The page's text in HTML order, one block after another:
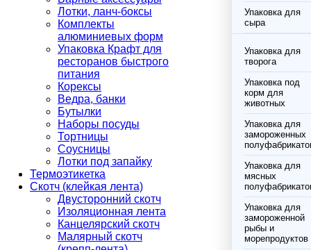
Лотки, ланч-боксы
Комплекты
алюминиевых форм
Упаковка Крафт для
ресторанов быстрого
питания
Корексы
Ведра, банки
Бутылки
Наборы посуды
Тортницы
Соусницы
Лотки под запайку
Термоэтикетка
Скотч (клейкая лента)
Двусторонний скотч
Изоляционная лента
Канцелярский скотч
Малярный скотч
Упаковка для
сыра
Упаковка для
творога
Упаковка под
корм для
животных
Упаковка для
замороженных
Упаковка для
мясных
Упаковка для
замороженной
рыбы и
морепродуктов